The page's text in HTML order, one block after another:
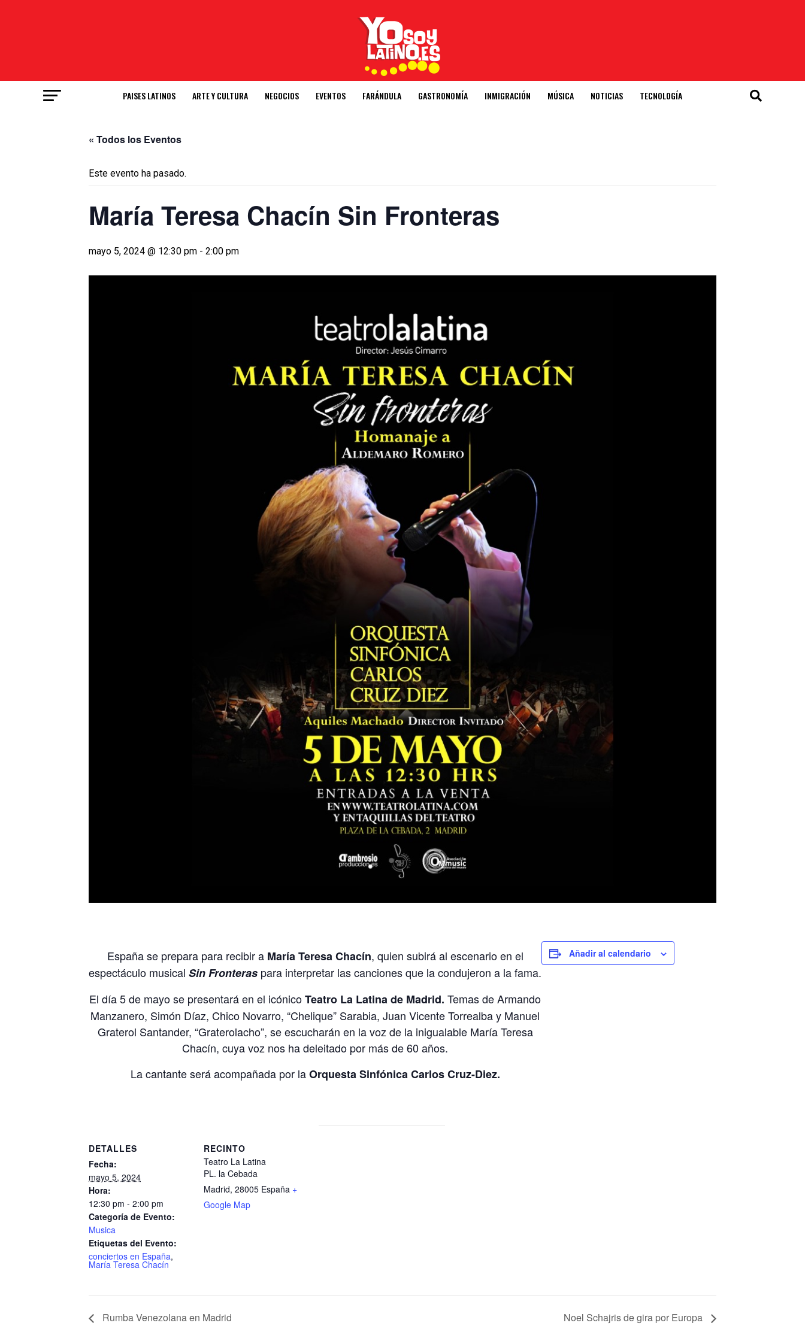
PAISES LATINOS ARTE Y CULTURA NEGOCIOS EVENTOS FARÁNDULA GASTRONOMÍA INMIGRACIÓN MÚSICA NOTICIAS TECNOLOGÍA
« Todos los Eventos
Este evento ha pasado.
María Teresa Chacín Sin Fronteras
mayo 5, 2024 @ 12:30 pm - 2:00 pm
España se prepara para recibir a María Teresa Chacín, quien subirá al escenario en el
espectáculo musical Sin Fronteras para interpretar las canciones que la condujeron a la fama.
El día 5 de mayo se presentará en el icónicoTeatro La Latina de Madrid. Temas de Armando
Manzanero, Simón Díaz, Chico Novarro, “Chelique” Sarabia, Juan Vicente Torrealba y Manuel
Graterol Santander, “Graterolacho”, se escucharán en la voz de la inigualable María Teresa
Chacín, cuya voz nos ha deleitado por más de 60 años.
La cantante será acompañada por laOrquesta Sinfónica Carlos Cruz-Diez.
Añadir al calendario
DETALLES
Fecha:
mayo 5, 2024
Hora:
12:30 pm - 2:00 pm
Categoría de Evento:
Musica
Etiquetas del Evento:
conciertos en España,
María Teresa Chacín
RECINTO
Teatro La Latina
PL. la Cebada
Madrid, 28005 España +
Google Map
Rumba Venezolana en Madrid Noel Schajris de gira por Europa